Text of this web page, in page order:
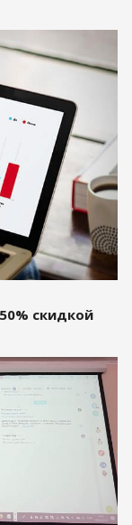
скидкой